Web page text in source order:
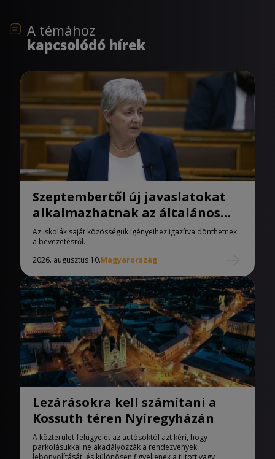
A témához
kapcsolódó hírek
Szeptembertől új javaslatokat
alkalmazhatnak az általános
iskolák
Az iskolák saját közösségük igényeihez igazítva dönthetnek
a bevezetésről.
2026. augusztus 10.Magyarország
Lezárásokra kell számítani a
Kossuth téren Nyíregyházán
A közterület-felügyelet az autósoktól azt kéri, hogy
parkolásukkal ne akadályozzák a rendezvények
lebonyolítását, és különösen figyeljenek a tiltott vagy